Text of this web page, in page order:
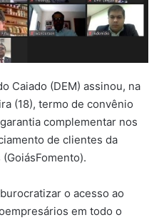
Caiado (DEM) assinou, na
(18), termo de convênio
complementar nos
de clientes da
o acesso ao
em todo o